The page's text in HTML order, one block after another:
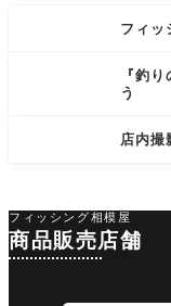
フィッ
『釣
う
店内撮
フィッシング相模屋
商品販売店舗